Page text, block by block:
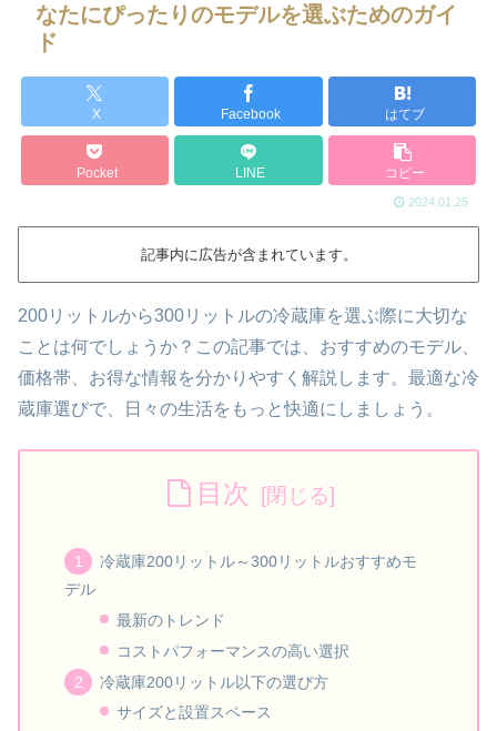
なたにぴったりのモデルを選ぶためのガイ
ド
X Facebook はてブ
Pocket LINE コピー
2024.01.25
記事内に広告が含まれています。
200リットルから300リットルの冷蔵庫を選ぶ際に大切な
ことは何でしょうか？この記事では、おすすめのモデル、
価格帯、お得な情報を分かりやすく解説します。最適な冷
蔵庫選びで、日々の生活をもっと快適にしましょう。
目次
冷蔵庫200リットル～300リットルおすすめモ
デル
最新のトレンド
コストパフォーマンスの高い選択
冷蔵庫200リットル以下の選び方
サイズと設置スペース